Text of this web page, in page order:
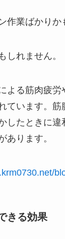
作業ばかりか
しれません。
よる筋肉疲労
ています。筋
したときに違
あります。
きる効果